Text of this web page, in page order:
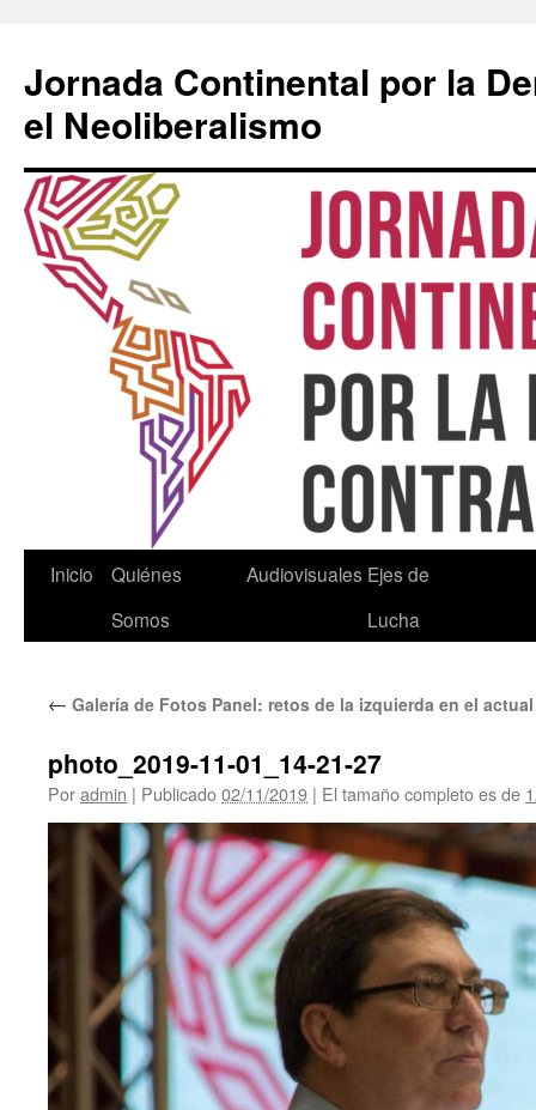
contenido
Jornada Continental por la
el Neoliberalismo
Inicio
Quiénes
Somos
Audiovisuales Ejes de
Lucha
← Galería de Fotos Panel: retos de la izquierda en el
photo_2019-11-01_14-21-27
Poradmin | Publicado02/11/2019 | El tamaño completo es de